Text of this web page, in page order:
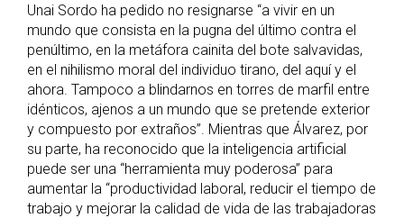
Unai Sordo ha pedido no resignarse “a vivir en un
mundo que consista en la pugna del último contra el
penúltimo, en la metáfora cainita del bote salvavidas,
en el nihilismo moral del individuo tirano, del aquí y el
ahora. Tampoco a blindarnos en torres de marfil entre
idénticos, ajenos a un mundo que se pretende exterior
y compuesto por extraños”. Mientras que Álvarez, por
su parte, ha reconocido que la inteligencia artificial
puede ser una “herramienta muy poderosa” para
aumentar la “productividad laboral, reducir el tiempo de
trabajo y mejorar la calidad de vida de las trabajadoras